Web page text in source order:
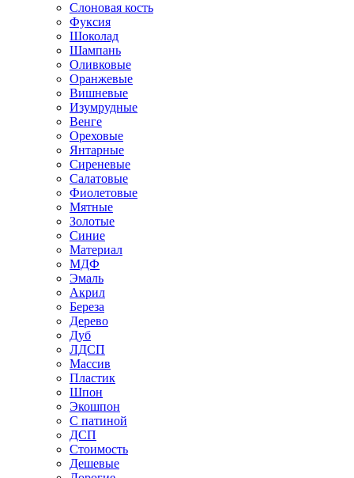
Слоновая кость
Фуксия
Шоколад
Шампань
Оливковые
Оранжевые
Вишневые
Изумрудные
Венге
Ореховые
Янтарные
Сиреневые
Салатовые
Фиолетовые
Мятные
Золотые
Синие
Материал
МДФ
Эмаль
Акрил
Береза
Дерево
Дуб
ЛДСП
Массив
Пластик
Шпон
Экошпон
С патиной
ДСП
Стоимость
Дешевые